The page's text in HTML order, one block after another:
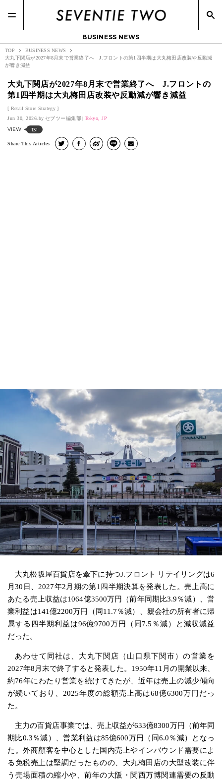
BUSINESS NEWS
TOP
BUSINESS NEWS
大丸下関店が2027年8月末で営業終了へ J.フロントの第1四半期は大丸梅田店改装や反動減
が響き減益
大丸下関店が2027年8月末で営業終了へ J.フロントの
第1四半期は大丸梅田店改装や反動減が響き減益
Retail Store Strategy
Jun 30, 2026.
セブツー編集部 Tokyo, JP
VIEW 131
Share This Articles
大丸松坂屋百貨店を傘下に持つJ.フロント リテイリングは6
月30日、2027年2月期の第1四半期決算を発表した。売上高に
あたる売上収益は1064億3500万円（前年同期比3.9％減）、営
業利益は141億2200万円（同11.7％減）、親会社の所有者に帰
属する四半期利益は96億9700万円（同7.5％減）と減収減益
だった。
あわせて同社は、大丸下関店（山口県下関市）の営業を
2027年8月末で終了すると発表した。1950年11月の開業以来、
約76年にわたり営業を続けてきたが、近年は売上の減少傾向
が続いており、2025年度の総額売上高は68億6300万円だっ
た。
主力の百貨店事業では、売上収益が633億8300万円（前年同
期比0.3％減）、営業利益は85億600万円（同6.0％減）となっ
た。外商顧客を中心とした国内売上やインバウンド需要によ
る免税売上は堅調だったものの、大丸梅田店の大型改装に伴
う売場面積の縮小や、前年の大阪・関西万博関連需要の反動